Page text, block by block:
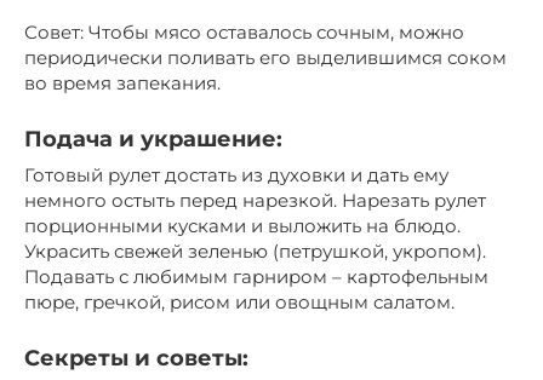
Совет: Чтобы мясо оставалось сочным, можно
периодически поливать его выделившимся соком
во время запекания.
Подача и украшение:
Готовый рулет достать из духовки и дать ему
немного остыть перед нарезкой. Нарезать рулет
порционными кусками и выложить на блюдо.
Украсить свежей зеленью (петрушкой, укропом).
Подавать с любимым гарниром – картофельным
пюре, гречкой, рисом или овощным салатом.
Секреты и советы: